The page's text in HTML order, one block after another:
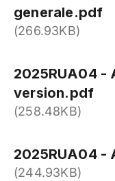
generale.pdf
(266.93KB)
2025RUA04 -
version.pdf
(258.48KB)
2025RUA04 -
(244.93KB)